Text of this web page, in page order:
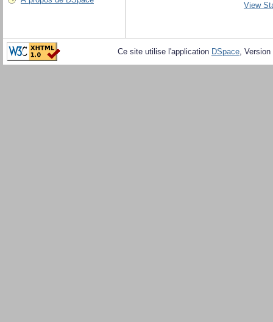
View
Ce site utilise l'application DSpace,